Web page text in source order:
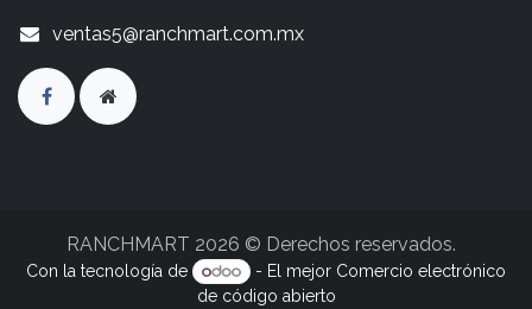
ventas5@ranchmart.com.mx
RANCHMART 2026 © Derechos reservados.
Con la tecnología de - El mejor Comercio electrónico
de código abierto